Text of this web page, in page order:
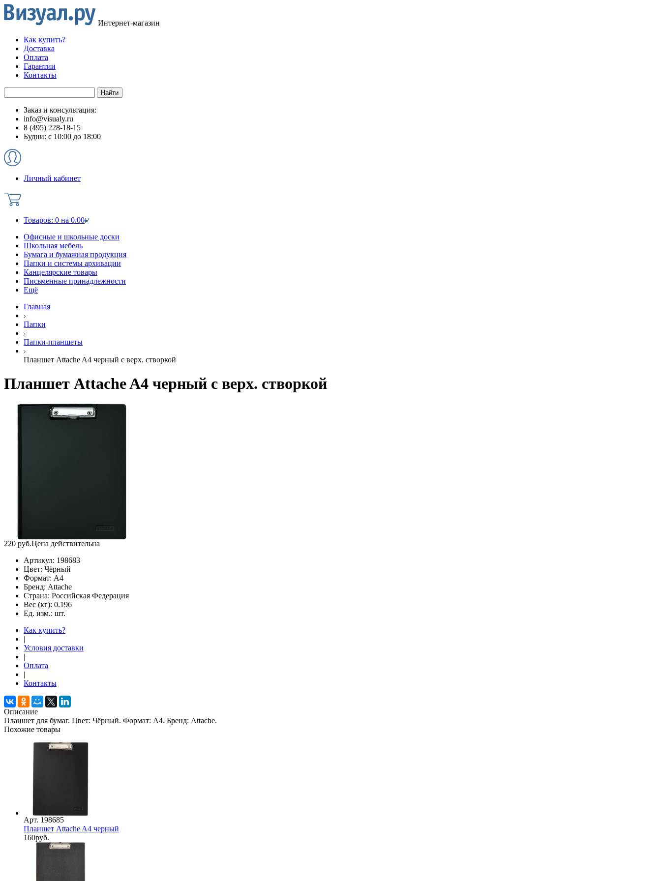
Интернет-магазин
Как купить?
Доставка
Оплата
Гарантии
Контакты
Заказ и консультация:
info@visualy.ru
8 (495) 228-18-15
Будни: с 10:00 до 18:00
Личный кабинет
Товаров: 0 на 0.00
Офисные и школьные доски
Школьная мебель
Бумага и бумажная продукция
Папки и системы архивации
Канцелярские товары
Письменные принадлежности
Ещё
Главная
Папки
Папки-планшеты
Планшет Attache A4 черный с верх. створкой
Планшет Attache A4 черный с верх. створкой
220 руб.Цена действительна
Артикул: 198683
Цвет: Чёрный
Формат: А4
Бренд: Attache
Страна: Российская Федерация
Вес (кг): 0.196
Ед. изм.: шт.
Как купить?
|
Условия доставки
|
Оплата
|
Контакты
Описание
Планшет для бумаг. Цвет: Чёрный. Формат: А4. Бренд: Attache.
Похожие товары
Арт. 198685
Планшет Attache A4 черный
160руб.